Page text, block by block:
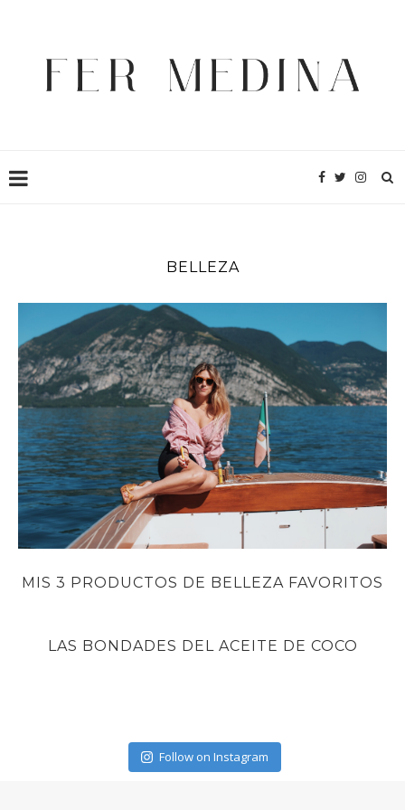
BELLEZA
MIS 3 PRODUCTOS DE BELLEZA FAVORITOS
LAS BONDADES DEL ACEITE DE COCO
Follow on Instagram